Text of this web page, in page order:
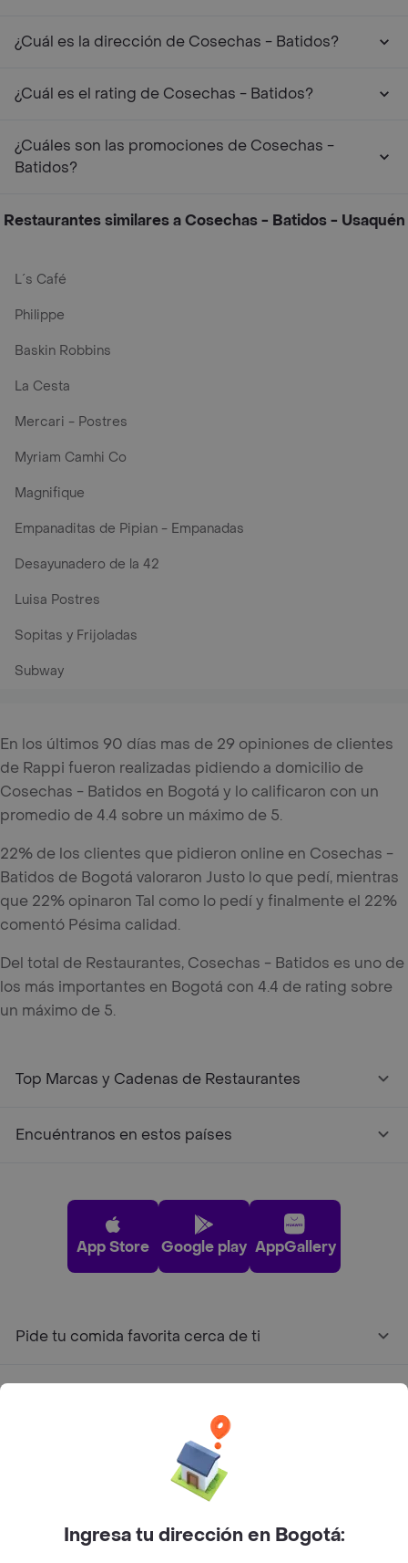
¿Cuál es la dirección de Cosechas - Batidos?
¿Cuál es el rating de Cosechas - Batidos?
¿Cuáles son las promociones de Cosechas -
Batidos?
Restaurantes similares a Cosechas - Batidos - Usaquén
L´s Café
Philippe
Baskin Robbins
La Cesta
Mercari - Postres
Myriam Camhi Co
Magnifique
Empanaditas de Pipian - Empanadas
Desayunadero de la 42
Luisa Postres
Sopitas y Frijoladas
Subway
En los últimos 90 días mas de 29 opiniones de clientes
de Rappi fueron realizadas pidiendo a domicilio de
Cosechas - Batidos en Bogotá y lo calificaron con un
promedio de 4.4 sobre un máximo de 5.
22% de los clientes que pidieron online en Cosechas -
Batidos de Bogotá valoraron Justo lo que pedí, mientras
que 22% opinaron Tal como lo pedí y finalmente el 22%
comentó Pésima calidad.
Del total de Restaurantes, Cosechas - Batidos es uno de
los más importantes en Bogotá con 4.4 de rating sobre
un máximo de 5.
Top Marcas y Cadenas de Restaurantes
Encuéntranos en estos países
App Store Google play AppGallery
Pide tu comida favorita cerca de ti
Ingresa tu dirección en Bogotá: